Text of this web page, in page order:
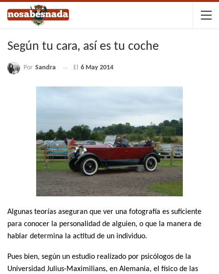
Según tu cara, así es tu coche
Por Sandra El 6 May 2014
Algunas teorías aseguran que ver una fotografía es suficiente
para conocer la personalidad de alguien, o que la manera de
hablar determina la actitud de un individuo.
Pues bien, según un estudio realizado por psicólogos de la
Universidad Julius-Maximilians, en Alemania, el físico de las